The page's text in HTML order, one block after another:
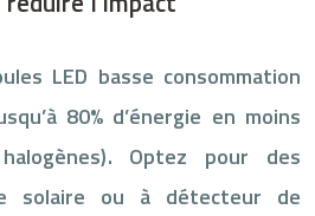
LED basse consommation
80% d’énergie en moins
Optez pour des
solaire ou à détecteur de